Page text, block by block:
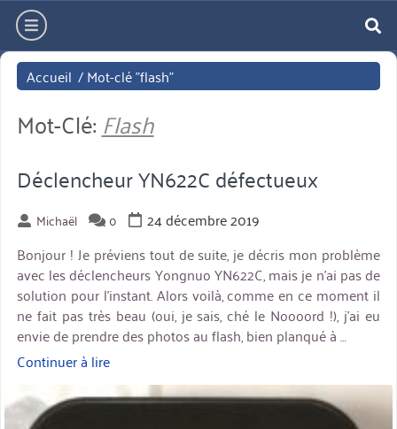
Aller
directement
au
contenu
hamburger
Accueil /Mot-clé "flash"
Mot-Clé: Flash
Déclencheur YN622C défectueux
Michaël 0
24 décembre 2019
Bonjour ! Je préviens tout de suite, je décris mon problème
avec les déclencheurs Yongnuo YN622C, mais je n’ai pas de
solution pour l’instant. Alors voilà, comme en ce moment il
ne fait pas très beau (oui, je sais, ché le Noooord !), j’ai eu
envie de prendre des photos au flash, bien planqué à …
Continuer à lire« Déclencheur
YN622C
défectueux »
miniature